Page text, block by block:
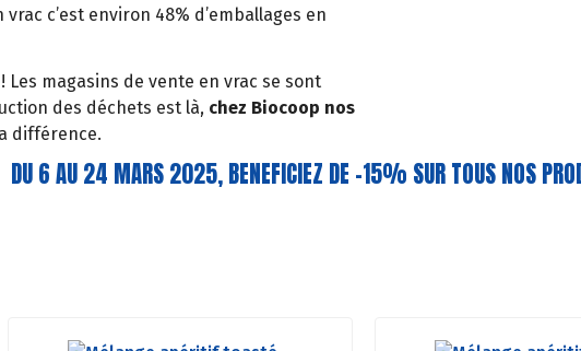
c’est environ 48% d’emballages en
Les magasins de vente en vrac se sont
des déchets est là, chez Biocoop nos
différence.
DU 6 AU 24 MARS 2025, BENEFICIEZ DE -15% SUR TOUS NOS